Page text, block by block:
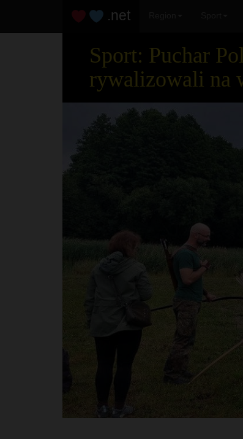
.net
Sport: Puchar
rywalizowali na